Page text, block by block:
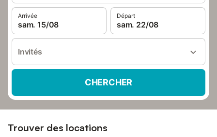
Arrivée
sam. 15/08
Départ
sam. 22/08
Invités
CHERCHER
Trouver des locations